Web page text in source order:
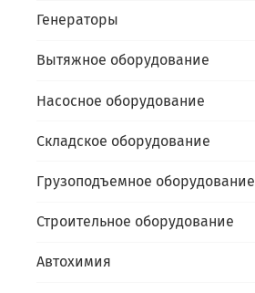
Генераторы
Вытяжное оборудование
Насосное оборудование
Складское оборудование
Грузоподъемное оборудование
Строительное оборудование
Автохимия